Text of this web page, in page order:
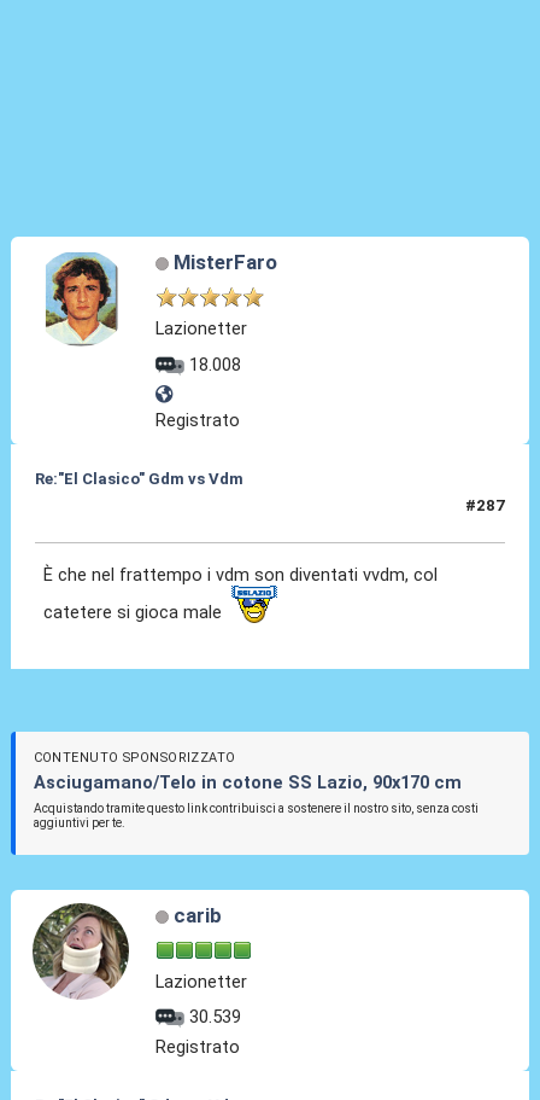
MisterFaro
Lazionetter
18.008
Registrato
Re:"El Clasico" Gdm vs Vdm
#287
È che nel frattempo i vdm son diventati vvdm, col
catetere si gioca male
CONTENUTO SPONSORIZZATO
Asciugamano/Telo in cotone SS Lazio, 90x170 cm
Acquistando tramite questo link contribuisci a sostenere il nostro sito, senza costi
aggiuntivi per te.
carib
Lazionetter
30.539
Registrato